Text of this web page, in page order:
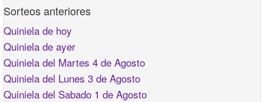
Sorteos anteriores
Quiniela de hoy
Quiniela de ayer
Quiniela del Martes 4 de Agosto
Quiniela del Lunes 3 de Agosto
Quiniela del Sabado 1 de Agosto